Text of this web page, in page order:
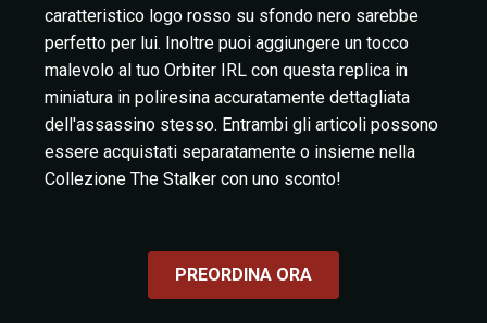
caratteristico logo rosso su sfondo nero sarebbe
perfetto per lui. Inoltre puoi aggiungere un tocco
malevolo al tuo Orbiter IRL con questa replica in
miniatura in poliresina accuratamente dettagliata
dell'assassino stesso. Entrambi gli articoli possono
essere acquistati separatamente o insieme nella
Collezione The Stalker con uno sconto!
PREORDINA ORA